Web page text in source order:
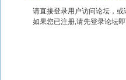
请直接登录用户访问论坛，或
如果您已注册,请先登录论坛